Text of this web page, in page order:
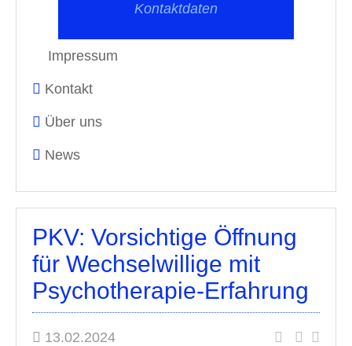
Kontaktdaten
Impressum
Kontakt
Über uns
News
PKV: Vorsichtige Öffnung
für Wechselwillige mit
Psychotherapie-Erfahrung
13.02.2024